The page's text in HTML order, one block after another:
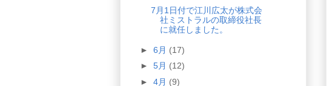
7月1日付で江川広太が株式会
社ミストラルの取締役社長
に就任しました。
► 6月 (17)
► 5月 (12)
► 4月 (9)